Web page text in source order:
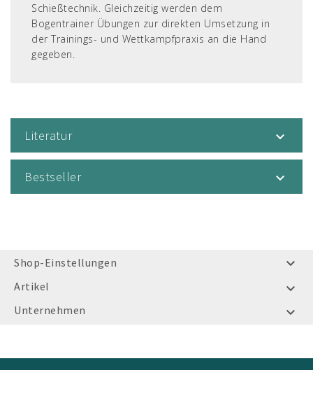
Schießtechnik. Gleichzeitig werden dem
Bogentrainer Übungen zur direkten Umsetzung in
der Trainings- und Wettkampfpraxis an die Hand
gegeben.
Literatur 
Bestseller 
Shop-Einstellungen 
Artikel 
Unternehmen 